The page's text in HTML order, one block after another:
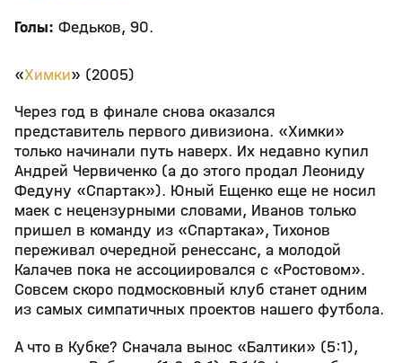
Голы: Федьков, 90.
«Химки» (2005)
Через год в финале снова оказался
представитель первого дивизиона. «Химки»
только начинали путь наверх. Их недавно купил
Андрей Червиченко (а до этого продал Леониду
Федуну «Спартак»). Юный Ещенко еще не носил
маек с нецензурными словами, Иванов только
пришел в команду из «Спартака», Тихонов
переживал очередной ренессанс, а молодой
Калачев пока не ассоциировался с «Ростовом».
Совсем скоро подмосковный клуб станет одним
из самых симпатичных проектов нашего футбола.
А что в Кубке? Сначала вынос «Балтики» (5:1),